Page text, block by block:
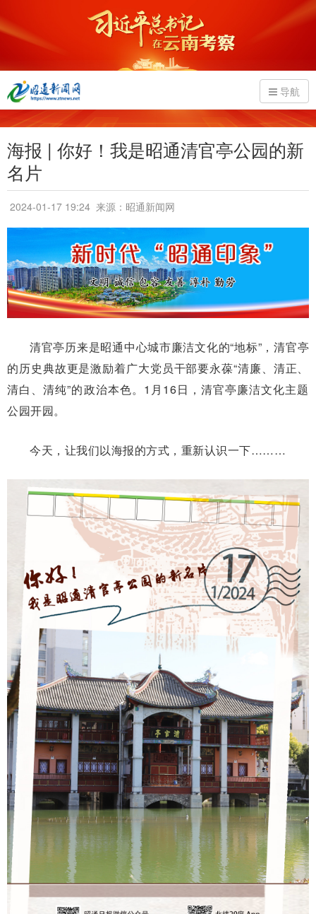
导航
海报 | 你好！我是昭通清官亭公园的新
名片
2024-01-17 19:24 来源：昭通新闻网
清官亭历来是昭通中心城市廉洁文化的“地标”，清官亭
的历史典故更是激励着广大党员干部要永葆“清廉、清正、
清白、清纯”的政治本色。1月16日，清官亭廉洁文化主题
公园开园。
今天，让我们以海报的方式，重新认识一下………